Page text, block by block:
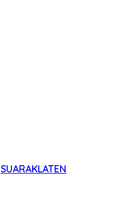
SUARAKLATEN